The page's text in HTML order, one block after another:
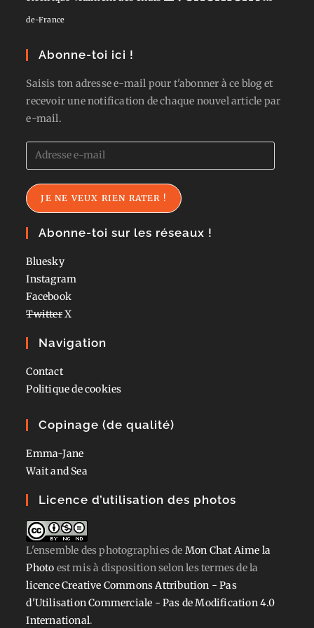
de-France
Abonne-toi ici !
Saisis ton adresse e-mail pour t'abonner à ce blog et
recevoir une notification de chaque nouvel article par
e-mail.
Adresse
e-
mail
JE NE VEUX RIEN RATER !
Abonne-toi sur les réseaux !
Bluesky
Instagram
Facebook
TwitterX
Navigation
Contact
Politique de cookies
Copinage (de qualité)
Emma-Jane
Wait and Sea
Licence d’utilisation des photos
L'ensemble des photographiesde Mon Chat Aime la
Photo est mis à disposition selon les termes de la
licence Creative Commons Attribution - Pas
d'Utilisation Commerciale - Pas de Modification 4.0
International.